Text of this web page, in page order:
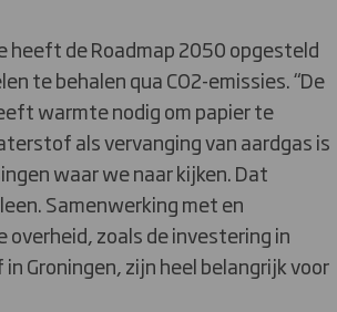
heeft de Roadmap 2050 opgesteld
te behalen qua CO2-emissies. “De
warmte nodig om papier te
als vervanging van aardgas is
waar we naar kijken. Dat
Samenwerking met en
overheid, zoals de investering in
Groningen, zijn heel belangrijk voor